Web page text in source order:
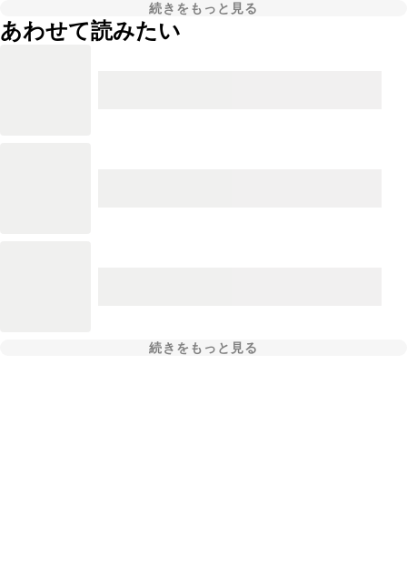
続きをもっと見る
あわせて読みたい
続きをもっと見る